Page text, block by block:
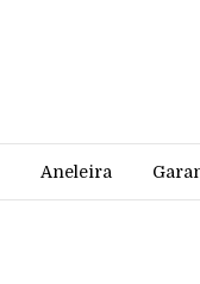
Aneleira